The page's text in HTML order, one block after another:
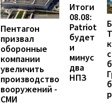
Пентагон
призвал
оборонные
компании
увеличить
производство
вооружений -
СМИ
Итоги
08.08:
Patriot
будет
и
минус
два
НПЗ